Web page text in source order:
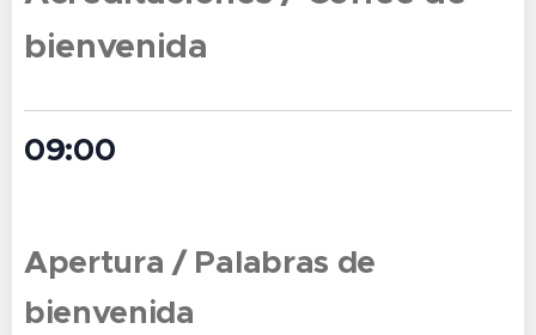
bienvenida
09:00
Apertura / Palabras de
bienvenida